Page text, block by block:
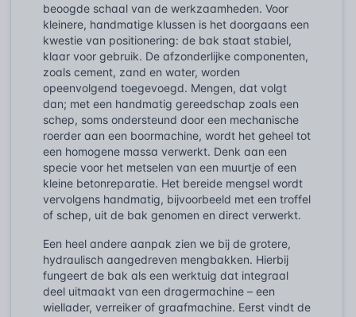
beoogde schaal van de werkzaamheden. Voor
kleinere, handmatige klussen is het doorgaans een
kwestie van positionering: de bak staat stabiel,
klaar voor gebruik. De afzonderlijke componenten,
zoals cement, zand en water, worden
opeenvolgend toegevoegd. Mengen, dat volgt
dan; met een handmatig gereedschap zoals een
schep, soms ondersteund door een mechanische
roerder aan een boormachine, wordt het geheel tot
een homogene massa verwerkt. Denk aan een
specie voor het metselen van een muurtje of een
kleine betonreparatie. Het bereide mengsel wordt
vervolgens handmatig, bijvoorbeeld met een troffel
of schep, uit de bak genomen en direct verwerkt.
Een heel andere aanpak zien we bij de grotere,
hydraulisch aangedreven mengbakken. Hierbij
fungeert de bak als een werktuig dat integraal
deel uitmaakt van een dragermachine – een
wiellader, verreiker of graafmachine. Eerst vindt de